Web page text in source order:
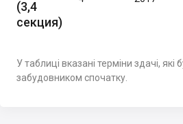
(3,4
секция)
У таблиці вказані терміни здачі, які
забудовником спочатку.